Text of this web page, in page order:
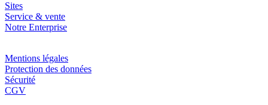
Sites
Service & vente
Notre Enterprise
Mentions légales
Protection des données
Sécurité
CGV